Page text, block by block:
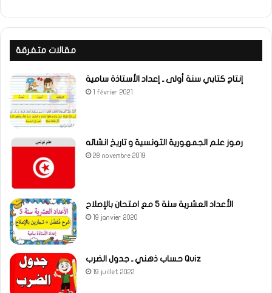
مقالات متفرقة
إنتاج كتابي سنة أولى ـ إعداد الأستاذة سامية
1 février 2021
رموز علم الجمهورية التونسية و تاريخ انشائه
28 novembre 2019
الأعداد العشرية سنة 5 مع امتحان بالإصلاح
19 janvier 2020
حساب ذهني ـ جدول الضرب Quiz
19 juillet 2022